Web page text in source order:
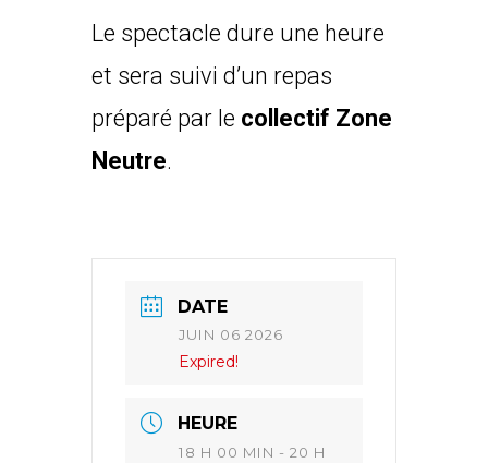
Le spectacle dure une heure
et sera suivi d’un repas
préparé par le collectif Zone
Neutre.
DATE
JUIN 06 2026
Expired!
HEURE
18 H 00 MIN - 20 H